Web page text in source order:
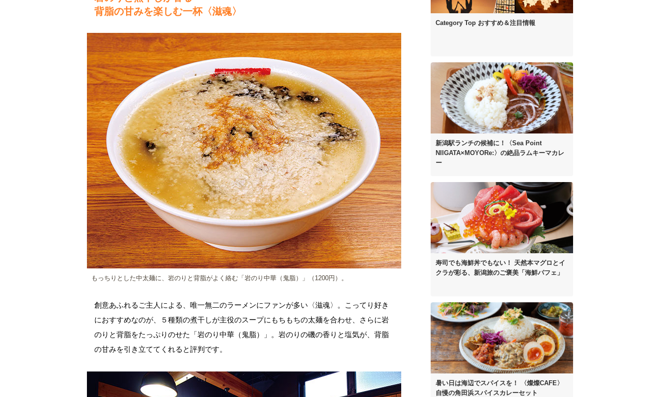
背脂の甘みを楽しむ一杯〈滋魂〉
もっちりとした中太麺に、岩のりと背脂がよく絡む「岩のり中華（鬼脂）」（1200円）。
創意あふれるご主人による、唯一無二のラーメンにファンが多い〈滋魂〉。こってり好き
におすすめなのが、５種類の煮干しが主役のスープにもちもちの太麺を合わせ、さらに岩
のりと背脂をたっぷりのせた「岩のり中華（鬼脂）」。岩のりの磯の香りと塩気が、背脂
の甘みを引き立ててくれると評判です。
Category Top おすすめ＆注目情報
新潟駅ランチの候補に！
〈Sea Point
NIIGATA×MOYORe:〉の絶品ラムキーマカレ
ー
寿司でも海鮮丼でもない！ 天然本マグロとイ
クラが彩る、 新潟旅のご褒美「海鮮パフェ」
暑い日は海辺でスパイスを！
〈燦燦CAFE〉
自慢の角田浜スパイスカレーセット